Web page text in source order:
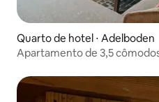
Quarto de hotel ⋅ Adelboden
Apartamento de 3,5